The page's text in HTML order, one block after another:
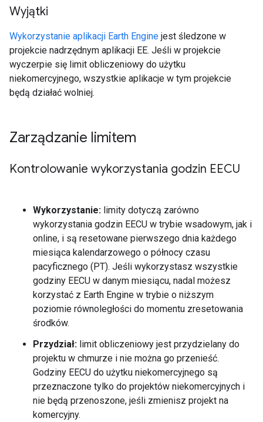
Wyjątki
Wykorzystanie aplikacji Earth Engine jest śledzone w
projekcie nadrzędnym aplikacji EE. Jeśli w projekcie
wyczerpie się limit obliczeniowy do użytku
niekomercyjnego, wszystkie aplikacje w tym projekcie
będą działać wolniej.
Zarządzanie limitem
Kontrolowanie wykorzystania godzin EECU
Wykorzystanie: limity dotyczą zarówno
wykorzystania godzin EECU w trybie wsadowym, jak i
online, i są resetowane pierwszego dnia każdego
miesiąca kalendarzowego o północy czasu
pacyficznego (PT). Jeśli wykorzystasz wszystkie
godziny EECU w danym miesiącu, nadal możesz
korzystać z Earth Engine w trybie o niższym
poziomie równoległości do momentu zresetowania
środków.
Przydział: limit obliczeniowy jest przydzielany do
projektu w chmurze i nie można go przenieść.
Godziny EECU do użytku niekomercyjnego są
przeznaczone tylko do projektów niekomercyjnych i
nie będą przenoszone, jeśli zmienisz projekt na
komercyjny.